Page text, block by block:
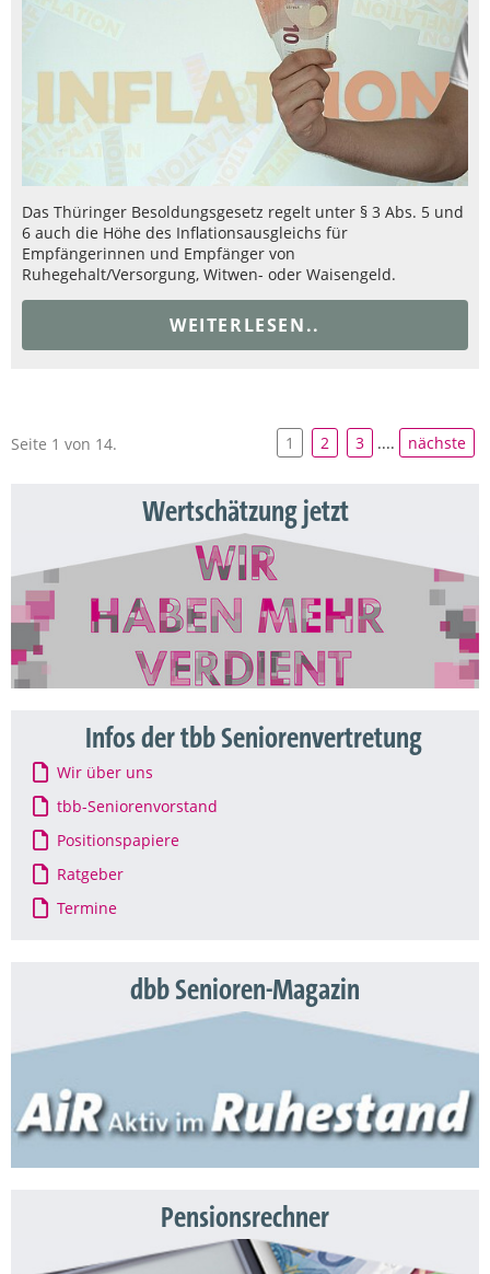
Das Thüringer Besoldungsgesetz regelt unter § 3 Abs. 5 und
6 auch die Höhe des Inflationsausgleichs für
Empfängerinnen und Empfänger von
Ruhegehalt/Versorgung, Witwen- oder Waisengeld.
WEITERLESEN..
Seite 1 von 14. 1 2 3 .... nächste
Wertschätzung jetzt
Infos der tbb Seniorenvertretung
Wir über uns
tbb-Seniorenvorstand
Positionspapiere
Ratgeber
Termine
dbb Senioren-Magazin
Pensionsrechner